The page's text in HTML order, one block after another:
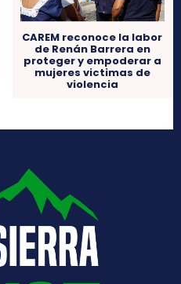
CAREM reconoce la labor
de Renán Barrera en
proteger y empoderar a
mujeres victimas de
violencia